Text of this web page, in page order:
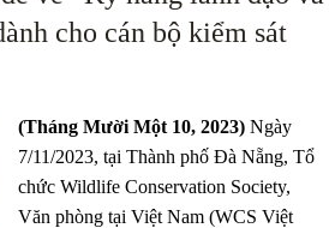
cho cán bộ kiểm sát
(Tháng Mười Một 10, 2023) Ngày
7/11/2023, tại Thành phố Đà Nẵng, Tổ
chức Wildlife Conservation Society,
Văn phòng tại Việt Nam (WCS Việt